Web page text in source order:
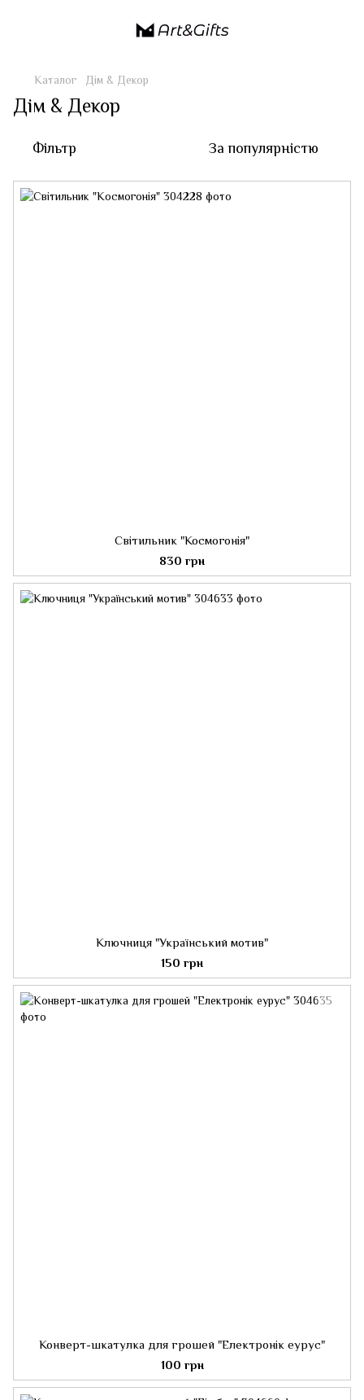
Каталог Дім & Декор
Дім & Декор
Фільтр За популярністю
Світильник "Космогонія"
830 грн
Ключниця "Український мотив"
150 грн
Конверт-шкатулка для грошей "Електронік еурус"
100 грн